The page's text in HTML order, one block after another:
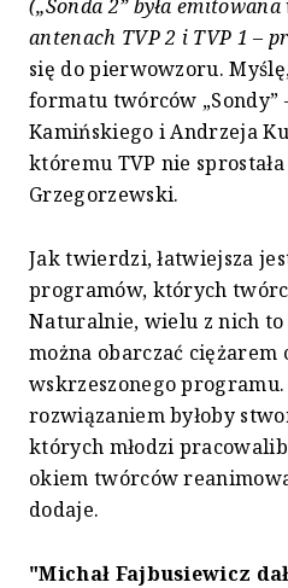
(„Sonda 2” była
antenach TVP 2 i TVP 1 –
się do pierwowzoru.
formatu twórców „Sondy”
Kamińskiego i Andrzeja
któremu TVP nie
Grzegorzewski.
Jak twierdzi, łatwiejsza
programów, których
Naturalnie, wielu z nich
można obarczać
wskrzeszonego
rozwiązaniem byłoby
których młodzi
okiem twórców
dodaje.
"Michał Fajbusiewicz